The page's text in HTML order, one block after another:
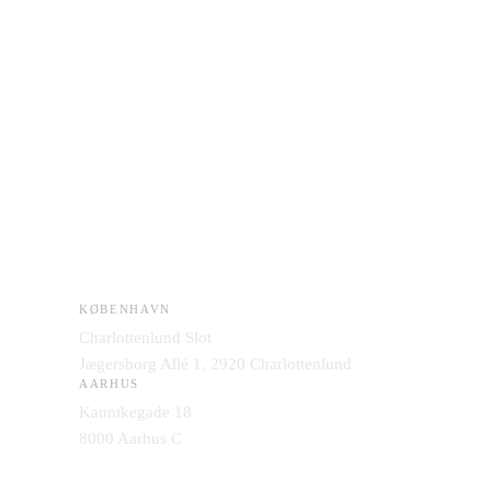
KØBENHAVN
Charlottenlund Slot
Jægersborg Allé 1, 2920 Charlottenlund
AARHUS
Kannikegade 18
8000 Aarhus C